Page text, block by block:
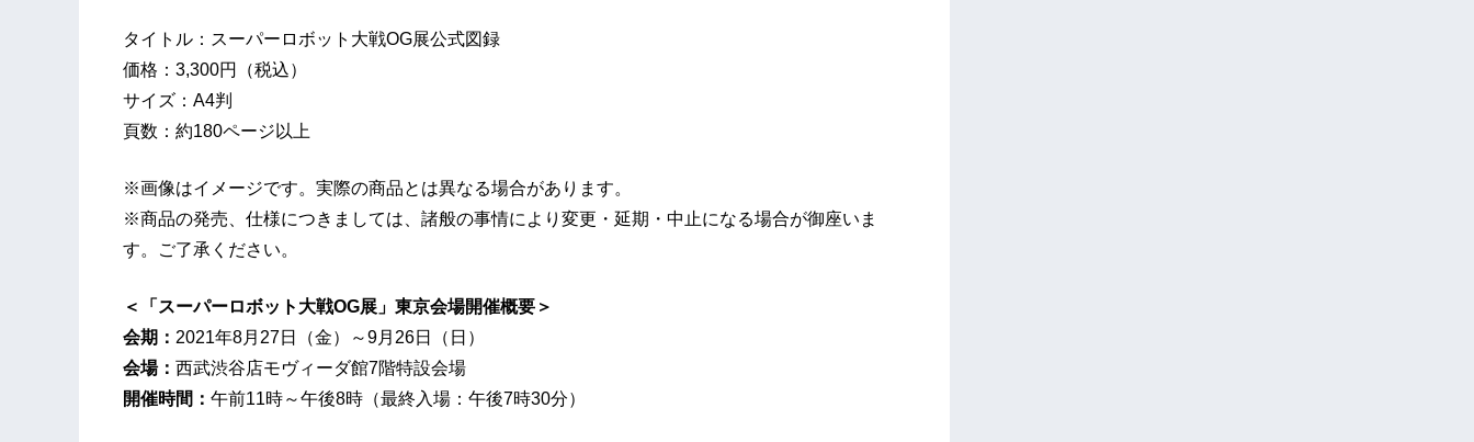
タイトル：スーパーロボット大戦OG展公式図録
価格：3,300円（税込）
サイズ：A4判
頁数：約180ページ以上
※画像はイメージです。実際の商品とは異なる場合があります。
※商品の発売、仕様につきましては、諸般の事情により変更・延期・中止になる場合が御座いま
す。ご了承ください。
＜「スーパーロボット大戦OG展」東京会場開催概要＞
会期： 2021年8月27日（金）～9月26日（日）
会場： 西武渋谷店モヴィーダ館7階特設会場
開催時間： 午前11時～午後8時（最終入場：午後7時30分）